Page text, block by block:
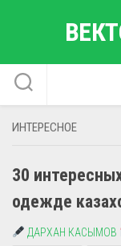
ИНТЕРЕСНОЕ
30
одежде
ДАРХАН КАСЫМОВ